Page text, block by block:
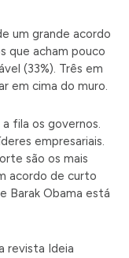
um grande acordo
que acham pouco
(33%). Três em
em cima do muro.
fila os governos.
empresariais.
são os mais
acordo de curto
Barak Obama está
revista Ideia